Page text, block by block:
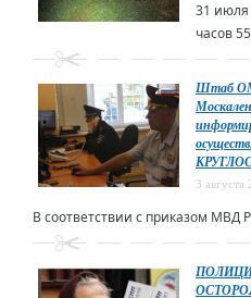
31 июля
часов
Штаб
3 августа
В соответствии с приказом МВД